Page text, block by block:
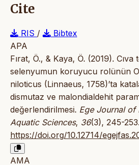
Cite
RIS /
Bibtex
APA
Fırat, Ö., & Kaya, Ö. (2019).
selenyumun koruyucu rolünün
niloticus (Linnaeus, 1758)’ta
dismutaz ve malondialdehit
değerlendirilmesi. Ege Journal of
Aquatic Sciences, 36(3), 245-253.
https://doi.org/10.12714/
AMA